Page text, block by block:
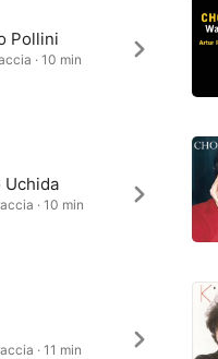
Pollini
· 10 min
Uchida
· 10 min
· 11 min